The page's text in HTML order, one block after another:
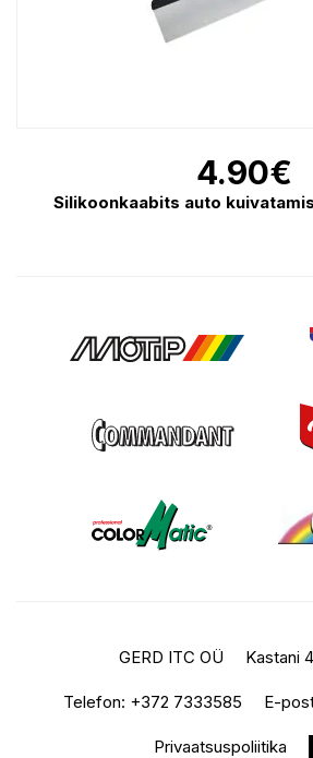
4.90€
Silikoonkaabits auto
GERD ITC OÜ Kastani
Telefon: +372 7333585 E-
Privaatsuspoliitika